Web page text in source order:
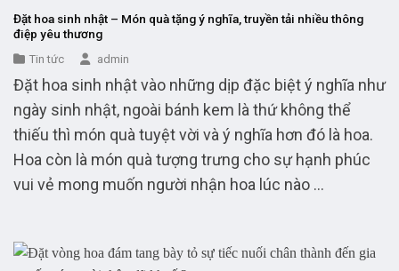
Đặt hoa sinh nhật – Món quà tặng ý nghĩa, truyền tải nhiều thông
điệp yêu thương
Tin tức admin
Đặt hoa sinh nhật vào những dịp đặc biệt ý nghĩa như
ngày sinh nhật, ngoài bánh kem là thứ không thể
thiếu thì món quà tuyệt vời và ý nghĩa hơn đó là hoa.
Hoa còn là món quà tượng trưng cho sự hạnh phúc
vui vẻ mong muốn người nhận hoa lúc nào ...